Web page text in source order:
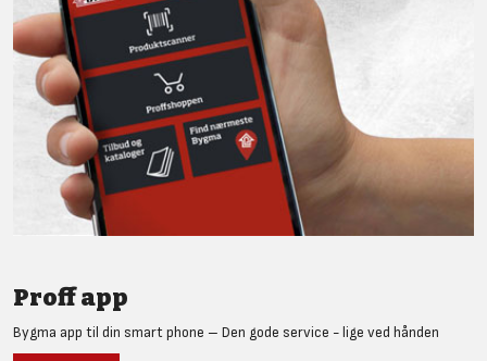
Proff app
Bygma app til din smart phone – Den gode service - lige ved hånden